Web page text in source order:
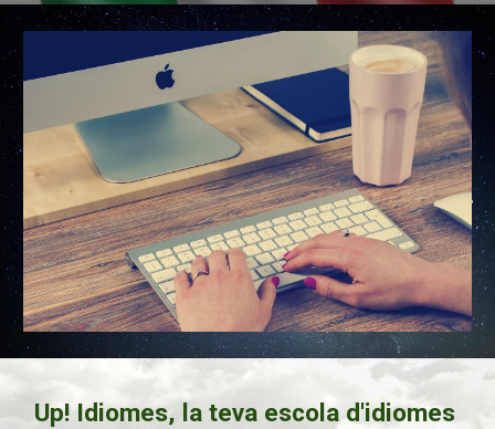
Up! Idiomes, la teva escola d'idiomes